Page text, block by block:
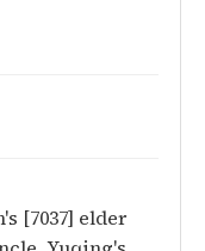
[7037] elder